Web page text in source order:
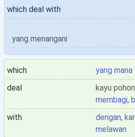
which deal with
yang menangani
which
yang mana
deal
kayu
membagi,
with
dengan,
melawan